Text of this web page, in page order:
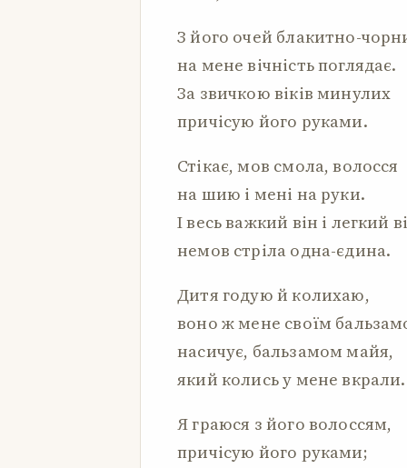
З його очей блакитно-
на мене вічність поглядає.
За звичкою віків минулих
причісую його руками.
Стікає, мов смола, волосся
на шию і мені на руки.
І весь важкий він і легкий
немов стріла одна-єдина.
Дитя годую й колихаю,
воно ж мене своїм
насичує, бальзамом майя,
який колись у мене вкрали.
Я граюся з його волоссям,
причісую його руками;